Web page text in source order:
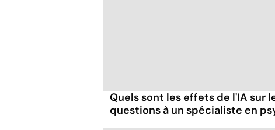
Quels sont les effets de l'IA sur
questions à un spécialiste en